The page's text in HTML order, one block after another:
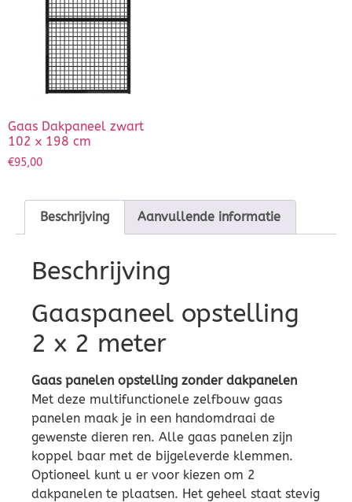
Gaas Dakpaneel zwart
102 x 198 cm
€95,00
Beschrijving Aanvullende informatie
Beschrijving
Gaaspaneel opstelling
2 x 2 meter
Gaas panelen opstelling zonder dakpanelen
Met deze multifunctionele zelfbouw gaas
panelen maak je in een handomdraai de
gewenste dieren ren. Alle gaas panelen zijn
koppel baar met de bijgeleverde klemmen.
Optioneel kunt u er voor kiezen om 2
dakpanelen te plaatsen. Het geheel staat stevig